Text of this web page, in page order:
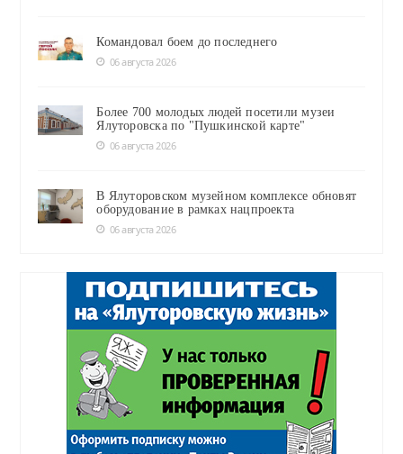
Командовал боем до последнего
06 августа 2026
Более 700 молодых людей посетили музеи
Ялуторовска по "Пушкинской карте"
06 августа 2026
В Ялуторовском музейном комплексе обновят
оборудование в рамках нацпроекта
06 августа 2026